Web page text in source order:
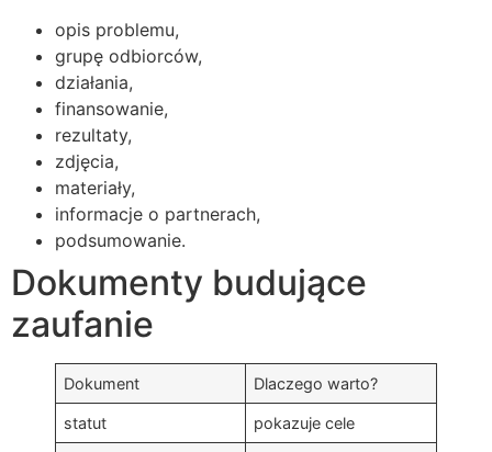
opis problemu,
grupę odbiorców,
działania,
finansowanie,
rezultaty,
zdjęcia,
materiały,
informacje o partnerach,
podsumowanie.
Dokumenty budujące
zaufanie
Dokument Dlaczego warto?
statut pokazuje cele